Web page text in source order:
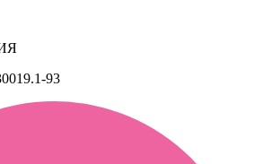
93